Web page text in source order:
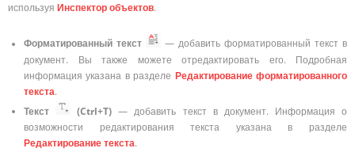
используя Инспектор объектов.
Форматированный текст
— добавить форматированный текст в
документ. Вы также можете отредактировать его. Подробная
информация указана в разделе Редактирование форматированного
текста.
Текст
(Ctrl+T) — добавить текст в документ. Информация о
возможности редактирования текста указана в разделе
Редактирование текста.